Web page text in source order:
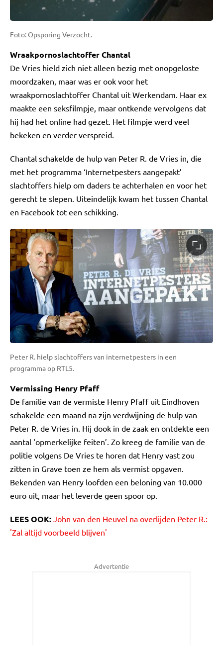
Foto: Opsporing Verzocht.
Wraakpornoslachtoffer Chantal
De Vries hield zich niet alleen bezig met onopgeloste
moordzaken, maar was er ook voor het
wraakpornoslachtoffer Chantal uit Werkendam. Haar ex
maakte een seksfilmpje, maar ontkende vervolgens dat
hij had het online had gezet. Het filmpje werd veel
bekeken en verder verspreid.
Chantal schakelde de hulp van Peter R. de Vries in, die
met het programma ‘Internetpesters aangepakt’
slachtoffers hielp om daders te achterhalen en voor het
gerecht te slepen. Uiteindelijk kwam het tussen Chantal
en Facebook tot een schikking.
Peter R. hielp slachtoffers van internetpesters in een
programma op RTL5.
Vermissing Henry Pfaff
De familie van de vermiste Henry Pfaff uit Eindhoven
schakelde een maand na zijn verdwijning de hulp van
Peter R. de Vries in. Hij dook in de zaak en ontdekte een
aantal ‘opmerkelijke feiten’. Zo kreeg de familie van de
politie volgens De Vries te horen dat Henry vast zou
zitten in Grave toen ze hem als vermist opgaven.
Bekenden van Henry loofden een beloning van 10.000
euro uit, maar het leverde geen spoor op.
LEES OOK: John van den Heuvel na overlijden Peter R.:
'Zal altijd voorbeeld blijven'
Advertentie